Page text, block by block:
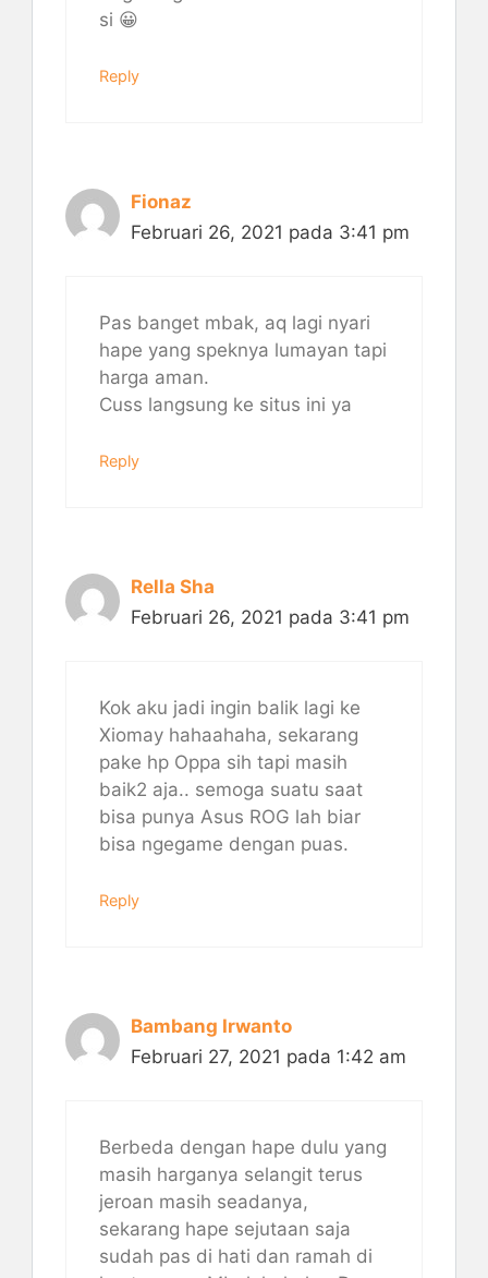
si 😀
Reply
Fionaz
Februari 26, 2021 pada 3:41 pm
Pas banget mbak, aq lagi nyari
hape yang speknya lumayan tapi
harga aman.
Cuss langsung ke situs ini ya
Reply
Rella Sha
Februari 26, 2021 pada 3:41 pm
Kok aku jadi ingin balik lagi ke
Xiomay hahaahaha, sekarang
pake hp Oppa sih tapi masih
baik2 aja.. semoga suatu saat
bisa punya Asus ROG lah biar
bisa ngegame dengan puas.
Reply
Bambang Irwanto
Februari 27, 2021 pada 1:42 am
Berbeda dengan hape dulu yang
masih harganya selangit terus
jeroan masih seadanya,
sekarang hape sejutaan saja
sudah pas di hati dan ramah di